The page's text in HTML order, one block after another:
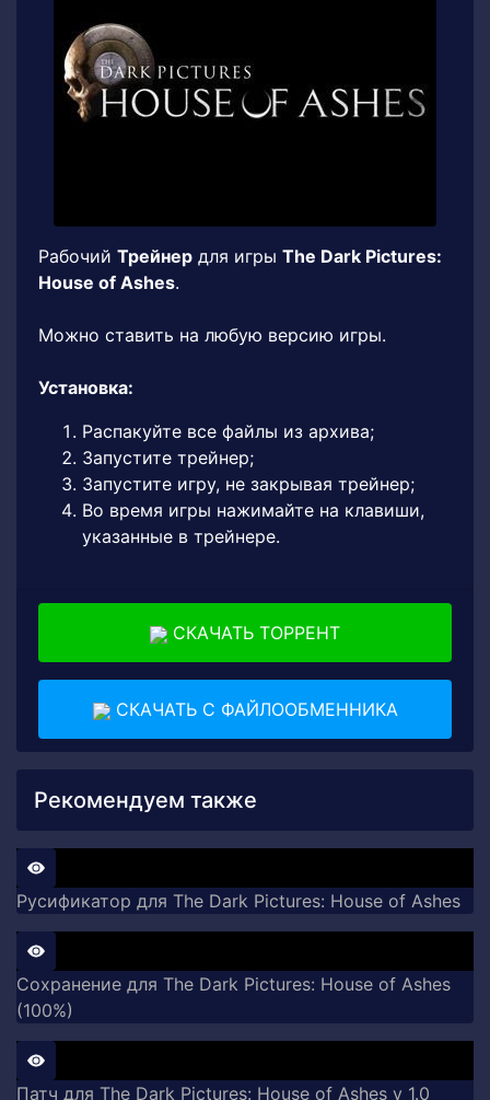
Рабочий Трейнер для игры The Dark Pictures:
House of Ashes.
Можно ставить на любую версию игры.
Установка:
Распакуйте все файлы из архива;
Запустите трейнер;
Запустите игру, не закрывая трейнер;
Во время игры нажимайте на клавиши,
указанные в трейнере.
СКАЧАТЬ ТОРРЕНТ
СКАЧАТЬ С ФАЙЛООБМЕННИКА
Рекомендуем также
Русификатор для The Dark Pictures: House of Ashes
Сохранение для The Dark Pictures: House of Ashes
(100%)
Патч для The Dark Pictures: House of Ashes v 1.0